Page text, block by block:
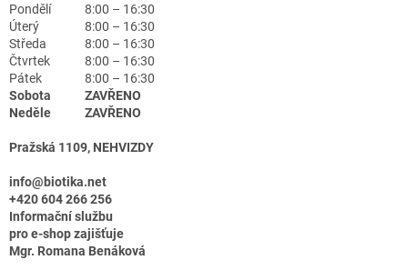
Pondělí
8:00 – 16:30
Úterý
8:00 – 16:30
Středa
8:00 – 16:30
Čtvrtek
8:00 – 16:30
Pátek
8:00 – 16:30
Sobota
ZAVŘENO
Neděle
ZAVŘENO
Pražská 1109, NEHVIZDY
info@biotika.net
+420 604 266 256
Informační službu
pro e-shop zajišťuje
Mgr. Romana Benáková